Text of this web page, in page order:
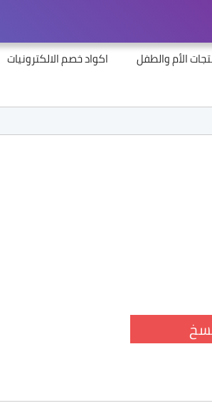
الأم والطفل اكواد خصم الالكترونيات